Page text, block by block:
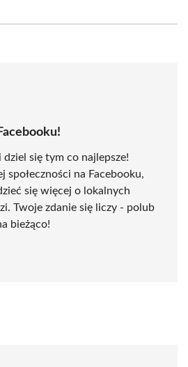
się tym co najlepsze!
społeczności na Facebooku,
się więcej o lokalnych
Twoje zdanie się liczy - polub
bieżąco!